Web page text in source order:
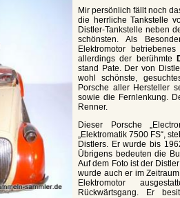
Mir persönlich fällt noch
die herrliche Tankstelle
Distler-Tankstelle neben
schönsten. Als
Elektromotor
allerdings der berühmte
stand Pate. Der von
wohl schönste,
Porsche aller Hersteller
sowie die Fernlenkung.
Renner.
Dieser Porsche
„Elektromatik 7500 FS“,
Distlers. Er wurde bis
Übrigens bedeuten die
Auf dem Foto ist der
wurde auch er im
Elektromotor
Rückwärtsgang. Er